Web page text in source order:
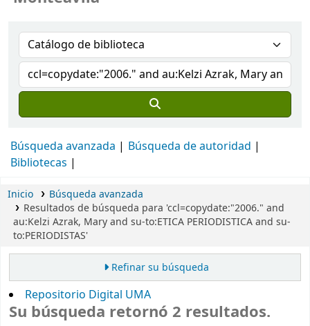
Búsqueda avanzada
Búsqueda de autoridad
Bibliotecas
Inicio
Búsqueda avanzada
Resultados de búsqueda para 'ccl=copydate:"2006." and
au:Kelzi Azrak, Mary and su-to:ETICA PERIODISTICA and su-
to:PERIODISTAS'
Refinar su búsqueda
Repositorio Digital UMA
Su búsqueda retornó 2 resultados.